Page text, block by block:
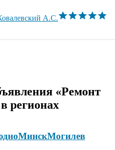
А.С.
«Ремонт
регионах
МинскМогилев